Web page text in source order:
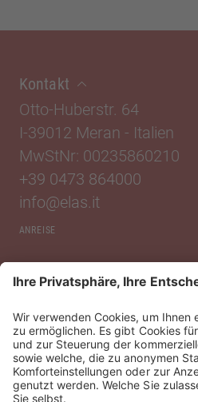
Kontakt
Otto-Huberstr. 64
I-39012 Meran - Italien
MwStNr: 00235860210
+39 0473 864000
info@elas.it
ANREISE
Wir von Elas
Service